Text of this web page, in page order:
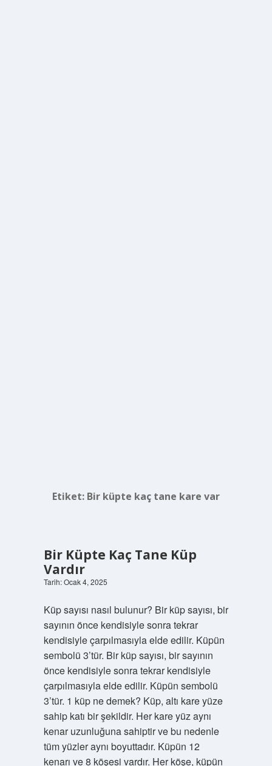
Etiket: Bir küpte kaç tane kare var
Bir Küpte Kaç Tane Küp
Vardır
Tarih: Ocak 4, 2025
Küp sayısı nasıl bulunur? Bir küp sayısı, bir
sayının önce kendisiyle sonra tekrar
kendisiyle çarpılmasıyla elde edilir. Küpün
sembolü 3’tür. Bir küp sayısı, bir sayının
önce kendisiyle sonra tekrar kendisiyle
çarpılmasıyla elde edilir. Küpün sembolü
3’tür. 1 küp ne demek? Küp, altı kare yüze
sahip katı bir şekildir. Her kare yüz aynı
kenar uzunluğuna sahiptir ve bu nedenle
tüm yüzler aynı boyuttadır. Küpün 12
kenarı ve 8 köşesi vardır. Her köşe, küpün